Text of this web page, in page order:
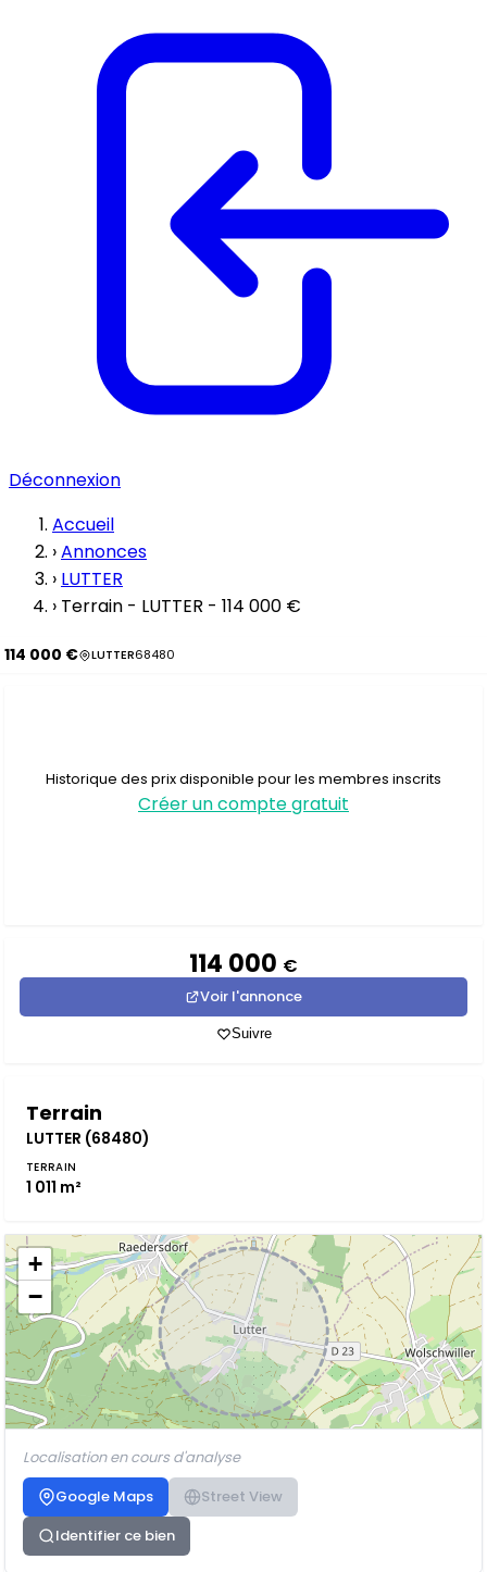
Déconnexion
Accueil
›Annonces
› LUTTER
› Terrain - LUTTER - 114 000 €
114 000 € LUTTER68480
Historique des prix disponible pour les membres inscrits
Créer un compte gratuit
114 000 €
Voir l'annonce
Suivre
Terrain
LUTTER (68480)
TERRAIN
1 011 m²
+
−
Localisation en cours d'analyse
Google Maps
Street View
Identifier ce bien